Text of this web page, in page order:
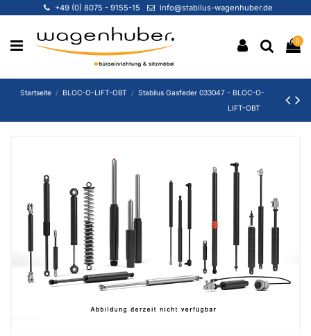
+49 (0) 8075 - 9155-15 info@stabilus-wagenhuber.de
0
Startseite BLOC-O-LIFT-OBT
Stabilus Gasfeder 033047 - BLOC-O-
LIFT-OBT